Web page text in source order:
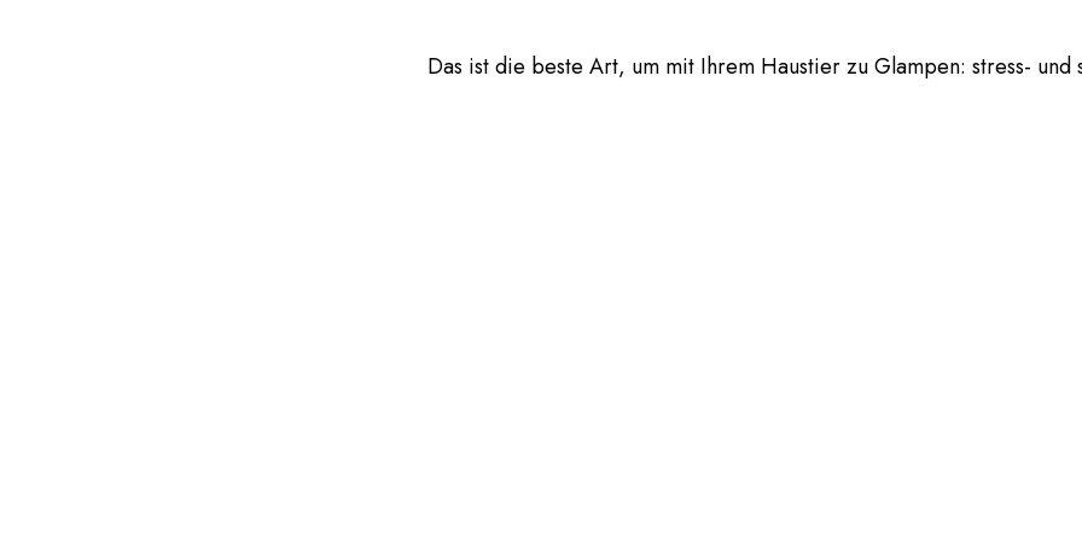
Das ist die beste Art, um mit Ihrem Haustier zu Glampen: stress- und